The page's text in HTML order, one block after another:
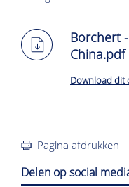
Borchert
China.pdf
Download dit
Pagina afdrukken
Delen op social